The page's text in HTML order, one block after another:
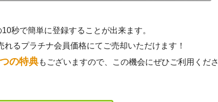
秒で簡単に登録することが出来ます。
るプラチナ会員価格にてご売却いただけます！
の特典もございますので、この機会にぜひご利用くださ